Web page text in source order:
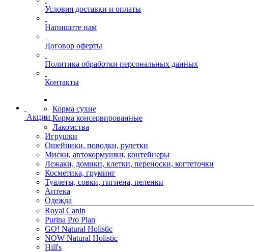
Условия доставки и оплаты
Напишите нам
Договор оферты
Политика обработки персональных данных
Контакты
Акции
Корма сухие
Корма консервированные
Лакомства
Игрушки
Ошейники, поводки, рулетки
Миски, автокормушки, контейнеры
Лежаки, домики, клетки, переноски, когтеточки
Косметика, груминг
Туалеты, совки, гигиена, пеленки
Аптека
Одежда
Royal Canin
Purina Pro Plan
GO! Natural Holistic
NOW Natural Holistic
Hill's